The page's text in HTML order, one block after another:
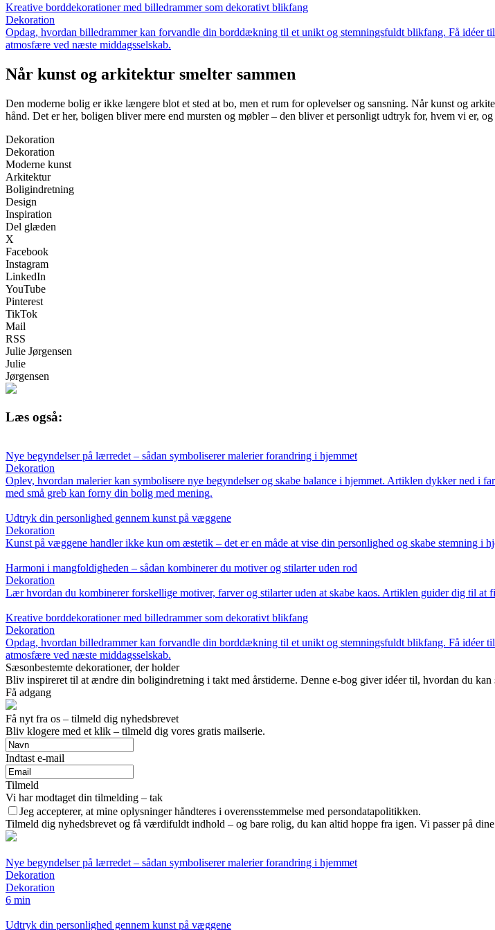
Kreative borddekorationer med billedrammer som dekorativt blikfang
Dekoration
Opdag, hvordan billedrammer kan forvandle din borddækning til et unikt og stemningsfuldt blikfang. Få idéer
atmosfære ved næste middagsselskab.
Når kunst og arkitektur smelter sammen
Den moderne bolig er ikke længere blot et sted at bo, men et rum for oplevelser og sansning. Når kunst og
hånd. Det er her, boligen bliver mere end mursten og møbler – den bliver et personligt udtryk for, hvem vi er,
Dekoration
Dekoration
Moderne kunst
Arkitektur
Boligindretning
Design
Inspiration
Del glæden
X
Facebook
Instagram
LinkedIn
YouTube
Pinterest
TikTok
Mail
RSS
Julie Jørgensen
Julie
Jørgensen
Læs også:
Nye begyndelser på lærredet – sådan symboliserer malerier forandring i hjemmet
Dekoration
Oplev, hvordan malerier kan symbolisere nye begyndelser og skabe balance i hjemmet. Artiklen dykker ned i
med små greb kan forny din bolig med mening.
Udtryk din personlighed gennem kunst på væggene
Dekoration
Kunst på væggene handler ikke kun om æstetik – det er en måde at vise din personlighed og skabe stemning
Harmoni i mangfoldigheden – sådan kombinerer du motiver og stilarter uden rod
Dekoration
Lær hvordan du kombinerer forskellige motiver, farver og stilarter uden at skabe kaos. Artiklen guider dig til at
Kreative borddekorationer med billedrammer som dekorativt blikfang
Dekoration
Opdag, hvordan billedrammer kan forvandle din borddækning til et unikt og stemningsfuldt blikfang. Få idéer
atmosfære ved næste middagsselskab.
Sæsonbestemte dekorationer, der holder
Bliv inspireret til at ændre din boligindretning i takt med årstiderne. Denne e-bog giver idéer til, hvordan du
Få adgang
Få nyt fra os – tilmeld dig nyhedsbrevet
Bliv klogere med et klik – tilmeld dig vores gratis mailserie.
Indtast e-mail
Tilmeld
Vi har modtaget din tilmelding – tak
Jeg accepterer, at mine oplysninger håndteres i overensstemmelse med persondatapolitikken.
Tilmeld dig nyhedsbrevet og få værdifuldt indhold – og bare rolig, du kan altid hoppe fra igen. Vi passer på dine
Nye begyndelser på lærredet – sådan symboliserer malerier forandring i hjemmet
Dekoration
Dekoration
6 min
Udtryk din personlighed gennem kunst på væggene